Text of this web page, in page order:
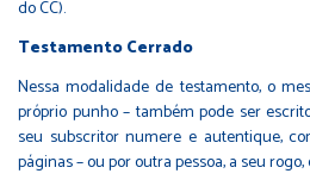
do CC).
Testamento Cerrado
Nessa modalidade de testamento, o
próprio punho – também pode ser
seu subscritor numere e autentique,
páginas – ou por outra pessoa, a seu